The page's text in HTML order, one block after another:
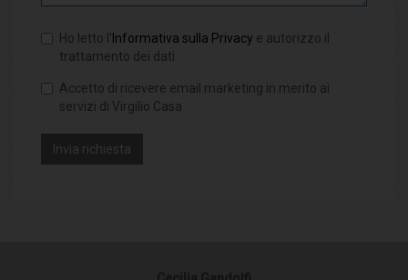
Ho letto l' Informativa sulla Privacy e autorizzo il
trattamento dei dati
Accetto di ricevere email marketing in merito ai
servizi di Virgilio Casa